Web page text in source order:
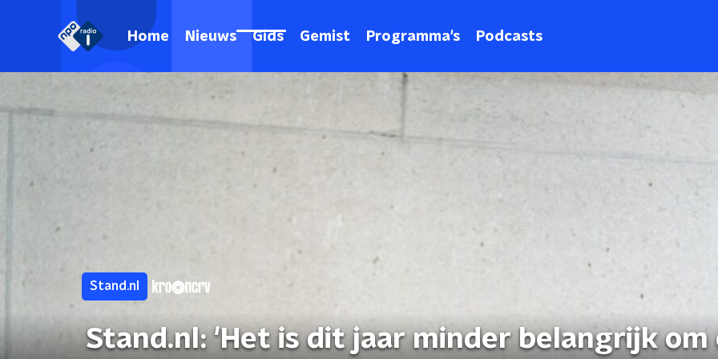
Home Nieuws Gids Gemist Programma's Podcasts
Stand.nl
Stand.nl: 'Het is dit jaar minder belangrijk om